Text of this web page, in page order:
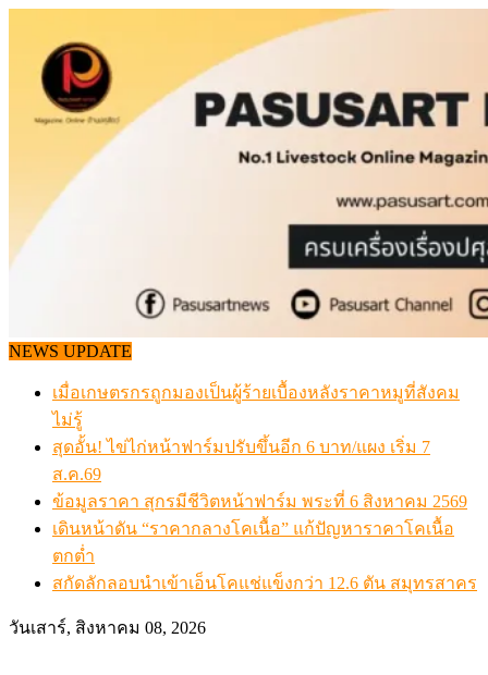
content
NEWS UPDATE
เมื่อเกษตรกรถูกมองเป็นผู้ร้ายเบื้องหลังราคาหมูที่สังคม
ไม่รู้
สุดอั้น! ไข่ไก่หน้าฟาร์มปรับขึ้นอีก 6 บาท/แผง เริ่ม 7
ส.ค.69
ข้อมูลราคา สุกรมีชีวิตหน้าฟาร์ม พระที่ 6 สิงหาคม 2569
เดินหน้าดัน “ราคากลางโคเนื้อ” แก้ปัญหาราคาโคเนื้อ
ตกต่ำ
สกัดลักลอบนำเข้าเอ็นโคแช่แข็งกว่า 12.6 ตัน สมุทรสาคร
วันเสาร์, สิงหาคม 08, 2026